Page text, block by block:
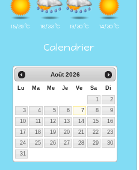
15/29 °C 18/33 °C 19/30 °C 14/30 °C
Calendrier
Août 2026
Lu Ma Me Je Ve Sa
Di
1
2
3
4 5 6 7 8
9
10
11 12 13 14 15
16
17
18 19 20 21 22
23
24
25 26 27 28 29
30
31